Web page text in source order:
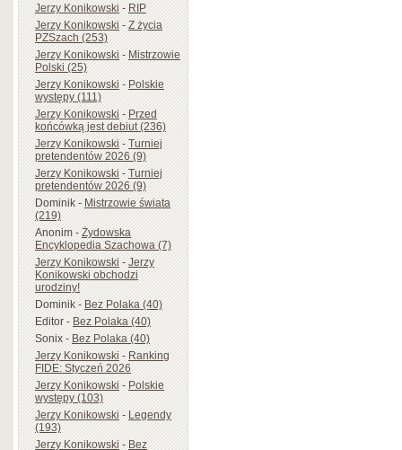
Jerzy Konikowski-RIP
Jerzy Konikowski-Z życia
PZSzach (253)
Jerzy Konikowski-Mistrzowie
Polski (25)
Jerzy Konikowski-Polskie
występy (111)
Jerzy Konikowski-Przed
końcówką jest debiut (236)
Jerzy Konikowski-Turniej
pretendentów 2026 (9)
Jerzy Konikowski-Turniej
pretendentów 2026 (9)
Dominik-Mistrzowie świata
(219)
Anonim-Żydowska
Encyklopedia Szachowa (7)
Jerzy Konikowski-Jerzy
Konikowski obchodzi
urodziny!
Dominik-Bez Polaka (40)
Editor-Bez Polaka (40)
Sonix-Bez Polaka (40)
Jerzy Konikowski-Ranking
FIDE: Styczeń 2026
Jerzy Konikowski-Polskie
występy (103)
Jerzy Konikowski-Legendy
(193)
Jerzy Konikowski-Bez